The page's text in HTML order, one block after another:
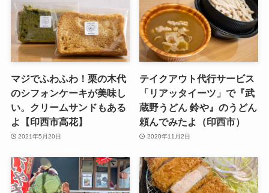
マジでふわふわ！栗の木代
のシフォンケーキが美味し
い。クリームサンドもある
よ【印西市高花】
2021年5月20日
テイクアウト代行サービス
「リアッタイーツ」で『武
蔵野うどん 鈴や』のうどん
頼んでみたよ（印西市）
2020年11月2日